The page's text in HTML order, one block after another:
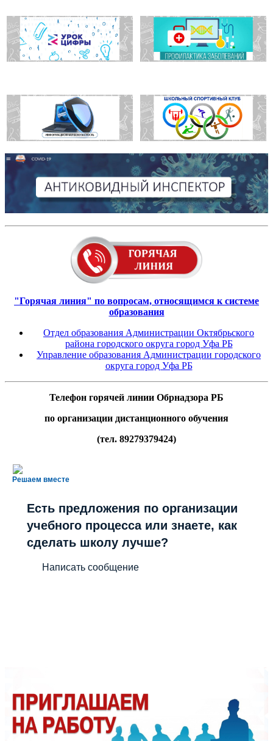
"Горячая линия" по вопросам, относящимся к системе
образования
Отдел образования Администрации Октябрьского
района городского округа город Уфа РБ
Управление образования Администрации городского
округа город Уфа РБ
Телефон горячей линии Обрнадзора РБ
по организации дистанционного обучения
(тел. 89279379424)
Решаем вместе
Есть предложения по организации
учебного процесса или знаете, как
сделать школу лучше?
Написать сообщение